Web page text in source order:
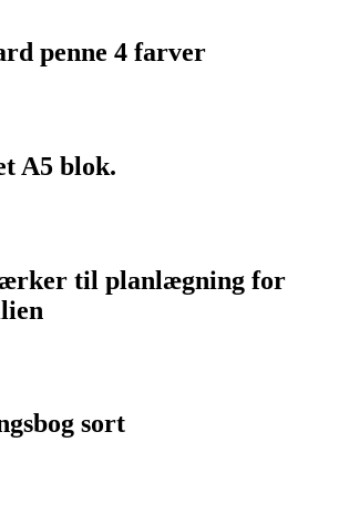
penne 4 farver
A5 blok.
til planlægning for
sort